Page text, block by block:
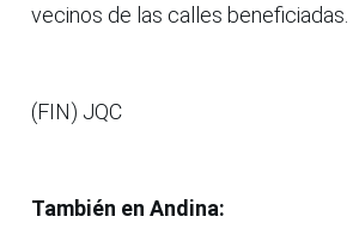
vecinos de las calles beneficiadas.
(FIN) JQC
También en Andina: